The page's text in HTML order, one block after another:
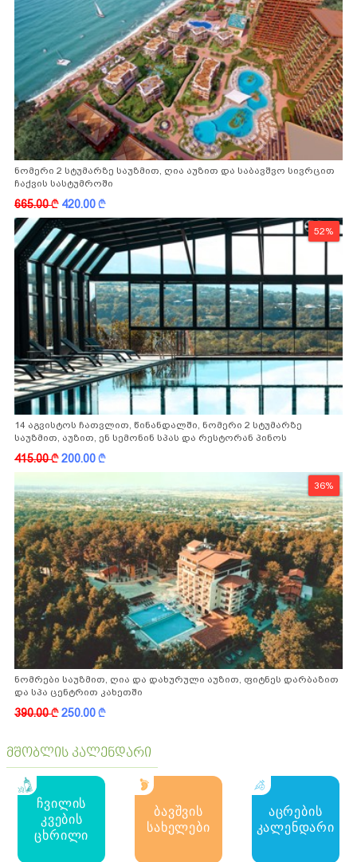
ნომერი 2 სტუმარზე საუზმით, ღია აუზით და საბავშვო სივრცით
ჩაქვის სასტუმროში
665.00k 420.00k
52%
14 აგვისტოს ჩათვლით, წინანდალში, ნომერი 2 სტუმარზე
საუზმით, აუზით, ენ სემონინ სპას და რესტორან პინოს
415.00k200.00k
36%
ნომრები საუზმით, ღია და დახურული აუზით, ფიტნეს დარბაზით
და სპა ცენტრით კახეთში
390.00k250.00k
მშობლის კალენდარი
ჩვილის
კვების
ცხრილი
ბავშვის
სახელები
აცრების
კალენდარი